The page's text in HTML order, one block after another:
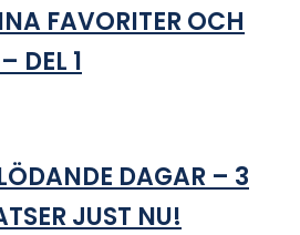
FAVORITER OCH
DEL 1
DAGAR – 3
JUST NU!